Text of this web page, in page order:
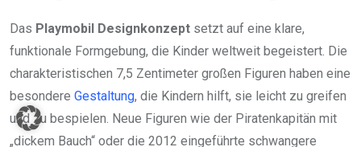
Das Playmobil Designkonzept setzt auf eine klare,
funktionale Formgebung, die Kinder weltweit begeistert. Die
charakteristischen 7,5 Zentimeter großen Figuren haben eine
besondere Gestaltung, die Kindern hilft, sie leicht zu greifen
und zu bespielen. Neue Figuren wie der Piratenkapitän mit
„dickem Bauch“ oder die 2012 eingeführte schwangere